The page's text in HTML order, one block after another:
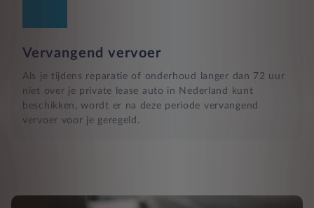
Vervangend vervoer
Als je tijdens reparatie of onderhoud langer dan 72 uur
niet over je private lease auto in Nederland kunt
beschikken, wordt er na deze periode vervangend
vervoer voor je geregeld.